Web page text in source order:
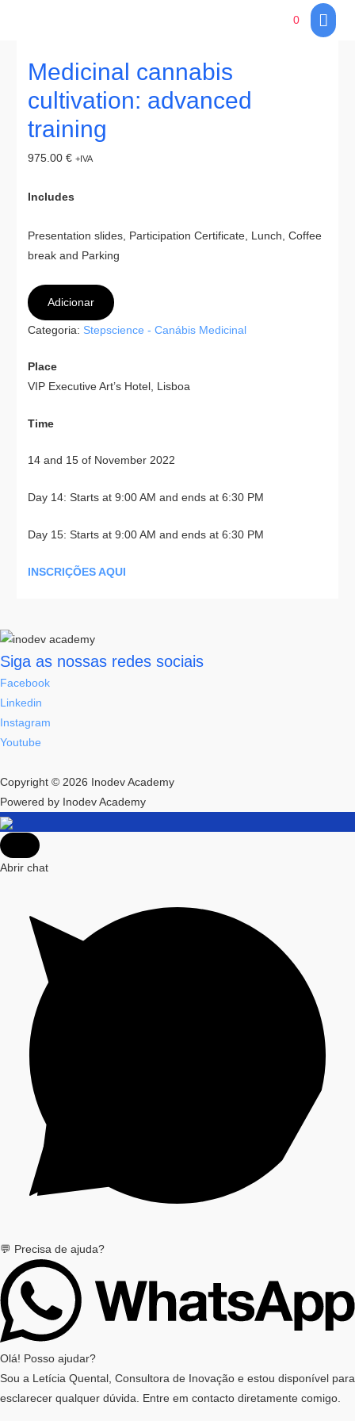
Main
0
Medicinal cannabis
cultivation: advanced
training
975.00 € +IVA
Includes
Presentation slides, Participation Certificate, Lunch, Coffee
break and Parking
Adicionar
Categoria: Stepscience - Canábis Medicinal
Place
VIP Executive Art’s Hotel, Lisboa
Time
14 and 15 of November 2022
Day 14: Starts at 9:00 AM and ends at 6:30 PM
Day 15: Starts at 9:00 AM and ends at 6:30 PM
INSCRIÇÕES AQUI
Siga as nossas redes sociais
Facebook
Linkedin
Instagram
Youtube
Copyright © 2026 Inodev Academy
Powered by Inodev Academy
Abrir chat
💬 Precisa de ajuda?
Olá! Posso ajudar?
Sou a Letícia Quental, Consultora de Inovação e estou disponível para
esclarecer qualquer dúvida. Entre em contacto diretamente comigo.